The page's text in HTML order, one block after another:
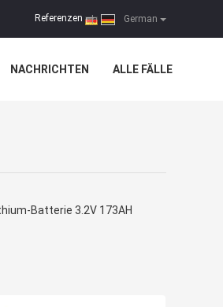
German
Referenzen |
NACHRICHTEN ALLE FÄLLE
Batterie 3.2V 173AH